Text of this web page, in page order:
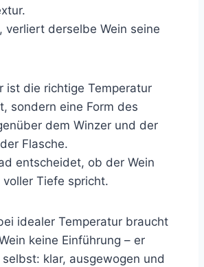
verliert derselbe Wein seine
ist die richtige Temperatur
sondern eine Form des
dem Winzer und der
Flasche.
entscheidet, ob der Wein
Tiefe spricht.
idealer Temperatur braucht
keine Einführung – er
klar, ausgewogen und